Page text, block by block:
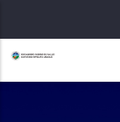
al
contenido
principal